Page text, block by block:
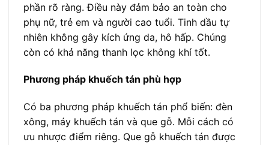
phần rõ ràng. Điều này đảm bảo an toàn cho
phụ nữ, trẻ em và người cao tuổi. Tinh dầu tự
nhiên không gây kích ứng da, hô hấp. Chúng
còn có khả năng thanh lọc không khí tốt.
Phương pháp khuếch tán phù hợp
Có ba phương pháp khuếch tán phổ biến: đèn
xông, máy khuếch tán và que gỗ. Mỗi cách có
ưu nhược điểm riêng. Que gỗ khuếch tán được